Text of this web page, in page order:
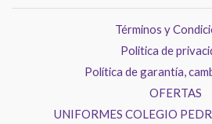
Términos y
Politica de
Política de garantía,
OFERTAS
UNIFORMES COLEGIO